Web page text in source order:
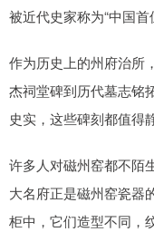
被近代史家称为“中国首
作为历史上的州府治所
杰祠堂碑到历代墓志铭
史实，这些碑刻都值得
许多人对磁州窑都不陌
大名府正是磁州窑瓷器
柜中，它们造型不同，